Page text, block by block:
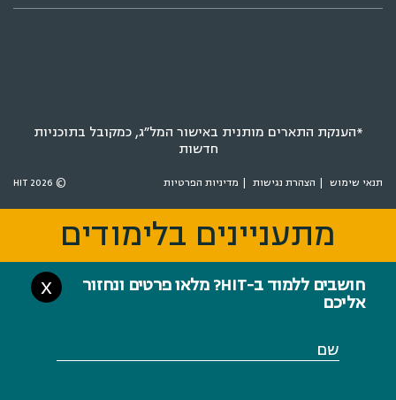
*הענקת התארים מותנית באישור המל״ג, כמקובל בתוכניות
חדשות
תנאי שימוש הצהרת נגישות מדיניות הפרטיות © 2026 HIT
מתעניינים בלימודים
חושבים ללמוד ב-HIT? מלאו פרטים ונחזור
אליכם
X
שם
מתעניינים בלימודים